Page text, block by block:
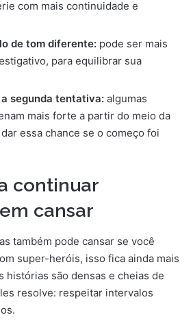
com mais continuidade e
de tom diferente: pode ser mais
para equilibrar sua
segunda tentativa: algumas
mais forte a partir do meio da
essa chance se o começo foi
continuar
cansar
também pode cansar se você
super-heróis, isso fica ainda mais
histórias são densas e cheias de
resolve: respeitar intervalos